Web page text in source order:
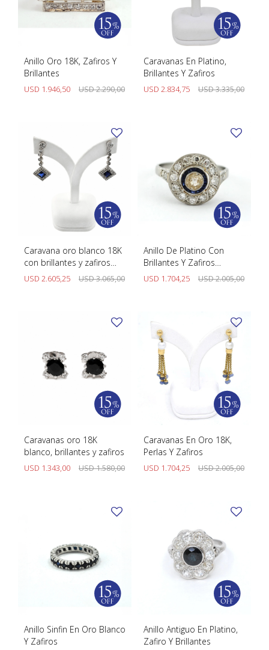
Anillo Oro 18K, Zafiros Y
Brillantes
USD 1.946,50 USD2.290,00
Caravanas En Platino,
Brillantes Y Zafiros
USD 2.834,75 USD3.335,00
Caravana oro blanco 18K
con brillantes y zafiros
naturales
USD 2.605,25 USD3.065,00
Anillo De Platino Con
Brillantes Y Zafiros
Sinteticos
USD 1.704,25 USD2.005,00
Caravanas oro 18K
blanco, brillantes y zafiros
USD 1.343,00 USD1.580,00
Caravanas En Oro 18K,
Perlas Y Zafiros
USD 1.704,25 USD2.005,00
Anillo Sinfin En Oro Blanco
Y Zafiros
Anillo Antiguo En Platino,
Zafiro Y Brillantes